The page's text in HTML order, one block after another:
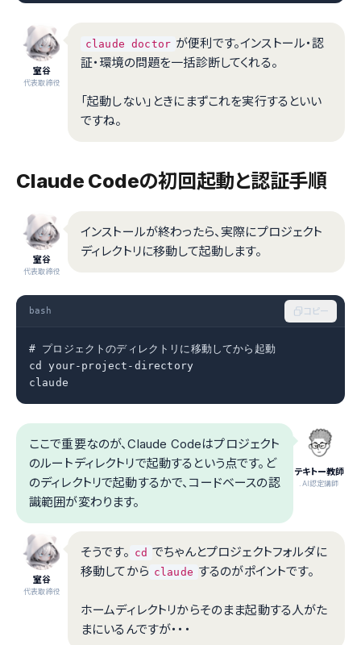
室谷
代表取締役
claude doctor が便利です。インストール・認
証・環境の問題を一括診断してくれる。
「起動しない」ときにまずこれを実行するといい
ですね。
Claude Codeの初回起動と認証手順
室谷
代表取締役
インストールが終わったら、実際にプロジェクト
ディレクトリに移動して起動します。
bash コピー
# プロジェクトのディレクトリに移動してから起動
cd your-project-directory
claude
テキトー教師
.AI認定講師
ここで重要なのが、Claude Codeはプロジェクト
のルートディレクトリで起動するという点です。ど
のディレクトリで起動するかで、コードベースの認
識範囲が変わります。
室谷
代表取締役
そうです。 cd でちゃんとプロジェクトフォルダに
移動してから claude するのがポイントです。
ホームディレクトリからそのまま起動する人がた
まにいるんですが・・・